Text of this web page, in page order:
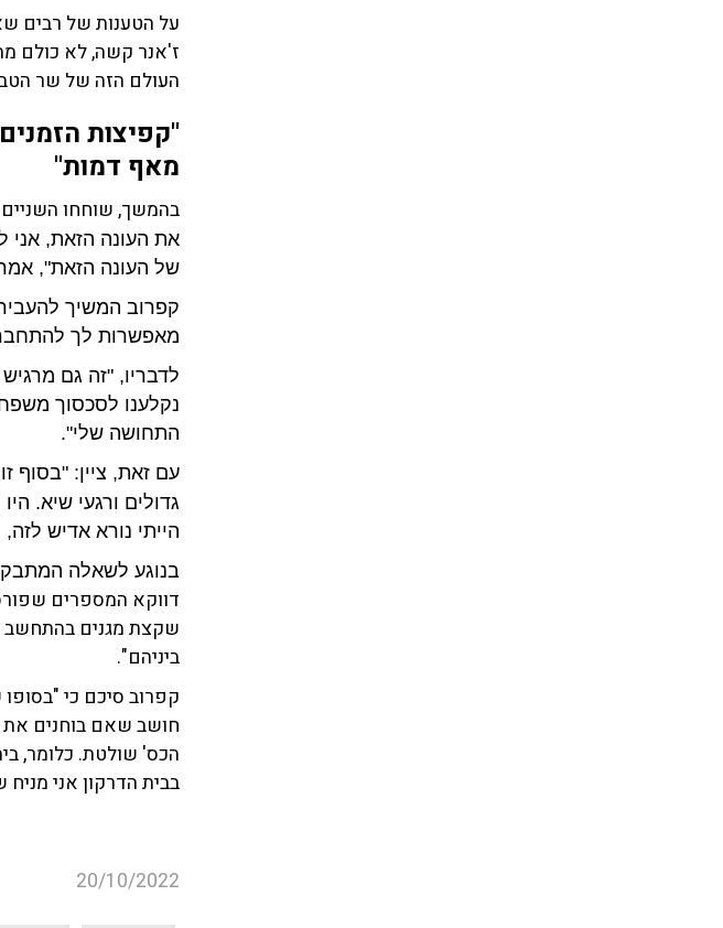
על הטענות של רבים
ז'אנר קשה, לא כולם
העולם הזה של שר
"קפיצות
מאף דמות"
בהמשך, שוחחו
את העונה הזאת, אני
של העונה הזאת",
קפרוב המשיך
מאפשרות לך
לדבריו, "זה גם
נקלענו לסכסוך
התחושה שלי".
עם זאת, ציין: "בסוף
גדולים ורגעי שיא.
הייתי נורא אדיש
בנוגע לשאלה
דווקא המספרים
שקצת מגנים בהתחשב
ביניהם".
קפרוב סיכם כי
חושב שאם בוחנים את
הכס' שולטת. כלומר,
בבית הדרקון אני
20/10/2022